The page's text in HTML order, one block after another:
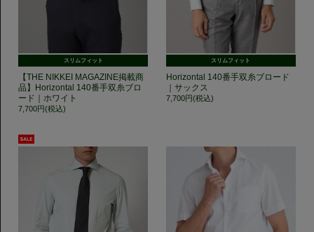
スリムフィット
【THE NIKKEI MAGAZINE掲載商
品】Horizontal 140番手双糸ブロ
ード｜ホワイト
7,700円(税込)
スリムフィット
Horizontal 140番手双糸ブロード
｜サックス
7,700円(税込)